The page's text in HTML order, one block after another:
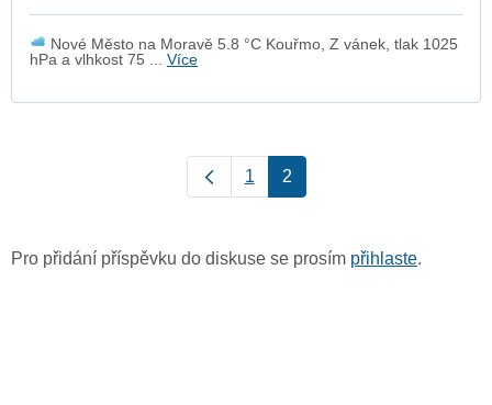
Nové Město na Moravě 5.8 °C Kouřmo, Z vánek, tlak 1025
hPa a vlhkost 75 ... Více
1 2
Pro přidání příspěvku do diskuse se prosím přihlaste.